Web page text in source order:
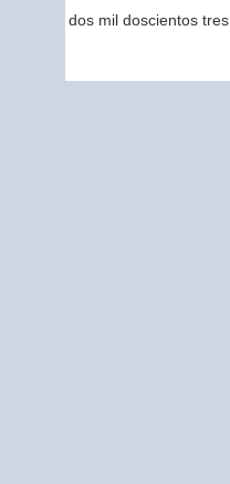
dos mil doscientos tres